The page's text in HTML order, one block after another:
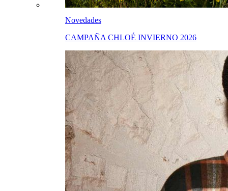
Novedades
CAMPAÑA CHLOÉ INVIERNO 2026